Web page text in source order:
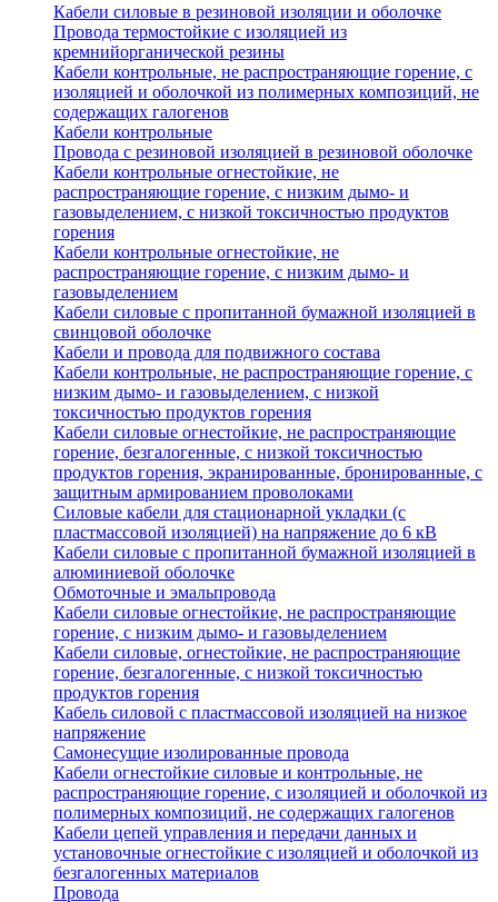
Кабели силовые в резиновой изоляции и оболочке
Провода термостойкие с изоляцией из
кремнийорганической резины
Кабели контрольные, не распространяющие горение, с
изоляцией и оболочкой из полимерных композиций, не
содержащих галогенов
Кабели контрольные
Провода с резиновой изоляцией в резиновой оболочке
Кабели контрольные огнестойкие, не
распространяющие горение, с низким дымо- и
газовыделением, с низкой токсичностью продуктов
горения
Кабели контрольные огнестойкие, не
распространяющие горение, с низким дымо- и
газовыделением
Кабели силовые с пропитанной бумажной изоляцией в
свинцовой оболочке
Кабели и провода для подвижного состава
Кабели контрольные, не распространяющие горение, с
низким дымо- и газовыделением, с низкой
токсичностью продуктов горения
Кабели силовые огнестойкие, не распространяющие
горение, безгалогенные, с низкой токсичностью
продуктов горения, экранированные, бронированные, с
защитным армированием проволоками
Силовые кабели для стационарной укладки (с
пластмассовой изоляцией) на напряжение до 6 кВ
Кабели силовые с пропитанной бумажной изоляцией в
алюминиевой оболочке
Обмоточные и эмальпровода
Кабели силовые огнестойкие, не распространяющие
горение, с низким дымо- и газовыделением
Кабели силовые, огнестойкие, не распространяющие
горение, безгалогенные, с низкой токсичностью
продуктов горения
Кабель силовой с пластмассовой изоляцией на низкое
напряжение
Самонесущие изолированные провода
Кабели огнестойкие силовые и контрольные, не
распространяющие горение, с изоляцией и оболочкой из
полимерных композиций, не содержащих галогенов
Кабели цепей управления и передачи данных и
установочные огнестойкие с изоляцией и оболочкой из
безгалогенных материалов
Провода